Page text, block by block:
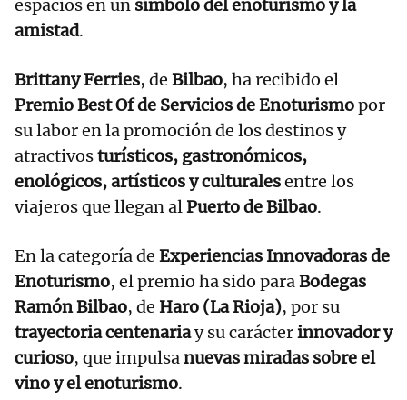
espacios en un símbolo del enoturismo y la
amistad.
Brittany Ferries, de Bilbao, ha recibido el
Premio Best Of de Servicios de Enoturismopor
su labor en la promoción de los destinos y
atractivosturísticos, gastronómicos,
enológicos, artísticos y culturalesentre los
viajeros que llegan alPuerto de Bilbao.
En la categoría de Experiencias Innovadoras de
Enoturismo, el premio ha sido paraBodegas
Ramón Bilbao, de Haro (La Rioja), por su
trayectoria centenariay su carácterinnovador y
curioso, que impulsanuevas miradas sobre el
vino y el enoturismo.